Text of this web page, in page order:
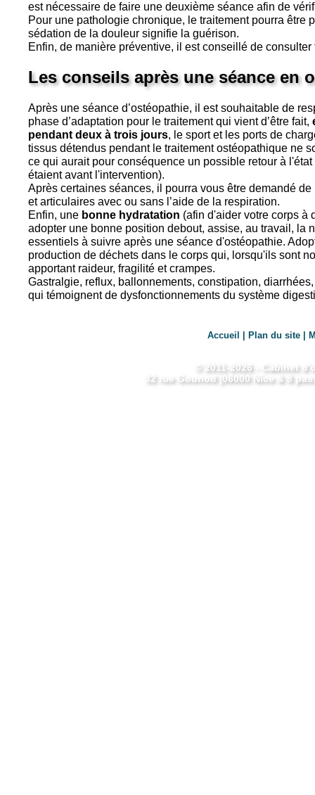
est nécessaire de faire une deuxième séance afin de
Pour une pathologie chronique, le traitement pourra être
sédation de la douleur signifie la guérison.
Enfin, de manière préventive, il est conseillé de
Les conseils après une séance en
Après une séance d’ostéopathie, il est souhaitable de
phase d’adaptation pour le traitement qui vient d’être fait,
pendant deux à trois jours, le sport et les ports de
tissus détendus pendant le traitement ostéopathique ne
ce qui aurait pour conséquence un possible retour à
étaient avant l'intervention).
Après certaines séances, il pourra vous être demandé de
et articulaires avec ou sans l’aide de la respiration.
Enfin, une bonne hydratation (afin d'aider votre corps à
adopter une bonne position debout, assise, au travail, la
essentiels à suivre après une séance d'ostéopathie.
production de déchets dans le corps qui, lorsqu'ils sont
apportant raideur, fragilité et crampes.
Gastralgie, reflux, ballonnements, constipation,
qui témoignent de dysfonctionnements du système
Accueil | Plan du site|
© 2011-2026 -
Cabinet
32 rue Gounod 06000 Nice& 8